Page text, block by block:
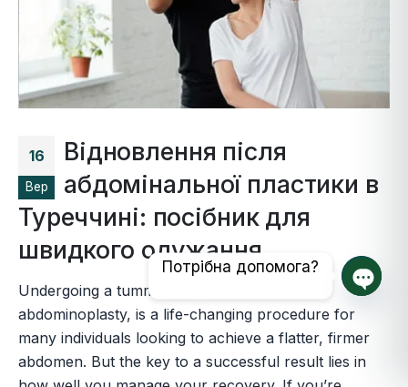
16
Вер
Відновлення після
абдомінальної пластики в
Туреччині: посібник для
швидкого одужання
Undergoing a tummy tuck, also known as
abdominoplasty, is a life-changing procedure for
many individuals looking to achieve a flatter, firmer
abdomen. But the key to a successful result lies in
Потрібна допомога?